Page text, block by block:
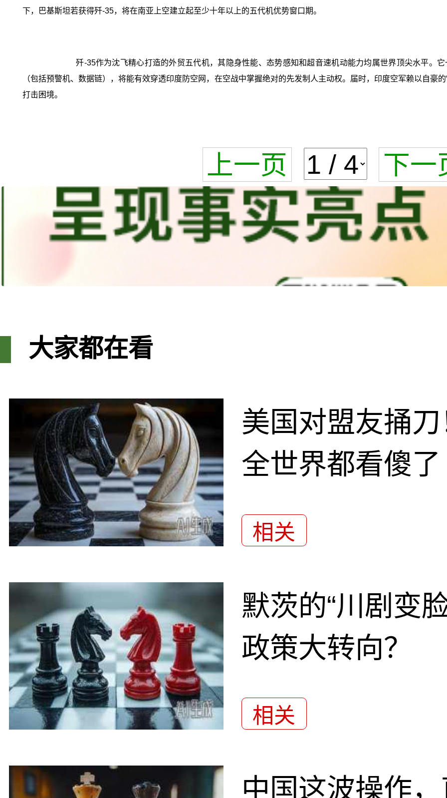
下，巴基斯坦若获得歼-35，将在南亚上空建立起至少十年以上的五代机优势窗口期。
歼-35作为沈飞精心打造的外贸五代机，其隐身性能、态势感知和超音速机动能力均属世界顶尖水平。
（包括预警机、数据链），将能有效穿透印度防空网，在空战中掌握绝对的先发制人主动权。届时，印度空军赖以自豪
打击困境。
上一页 下一
大家都在看
美国对盟友捅
全世界都看傻了
相关
默茨的“川剧变
政策大转向？
相关
中国这波操作